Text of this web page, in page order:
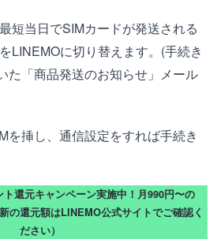
短当日でSIMカードが発送される
LINEMOに切り替えます。(手続き
た「商品発送のお知らせ」メール
を挿し、通信設定をすれば手続き
還元キャンペーン実施中！月990円〜の
の還元額はLINEMO公式サイトでご確認く
ださい）